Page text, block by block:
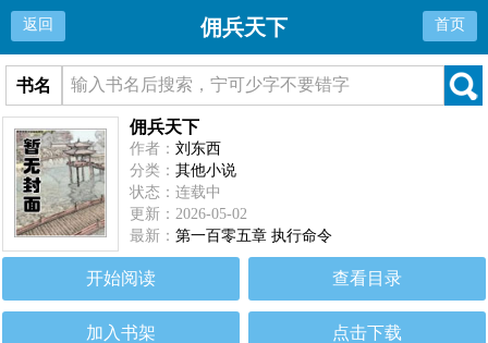
返回 佣兵天下 首页
书名
佣兵天下
作者：刘东西
分类：其他小说
状态：连载中
更新：2026-05-02
最新：第一百零五章 执行命令
开始阅读 查看目录
加入书架 点击下载